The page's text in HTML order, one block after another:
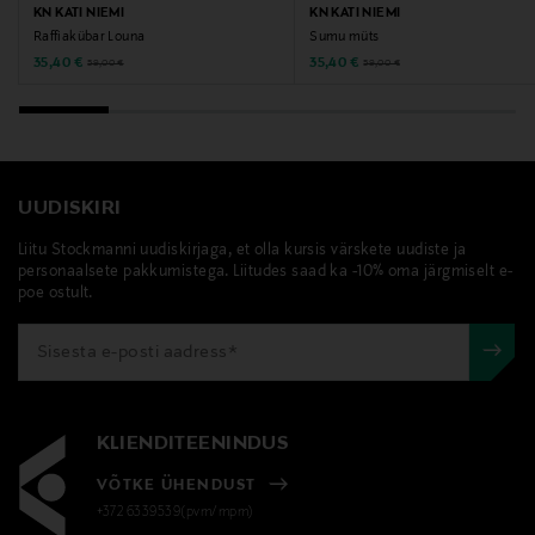
KN KATI NIEMI
Raffiakübar Louna
Discounted Price
35,40 € Original Price
59,00 €
KN KATI NIEMI
Sumu müts
Discounted Price
35,40 € Original Price
59,00 €
UUDISKIRI
Liitu Stockmanni uudiskirjaga, et olla kursis värskete uudiste ja
personaalsete pakkumistega. Liitudes saad ka -10% oma järgmiselt e-
poe ostult.
KLIENDITEENINDUS
VÕTKE ÜHENDUST
+372 6339539(pvm/mpm)